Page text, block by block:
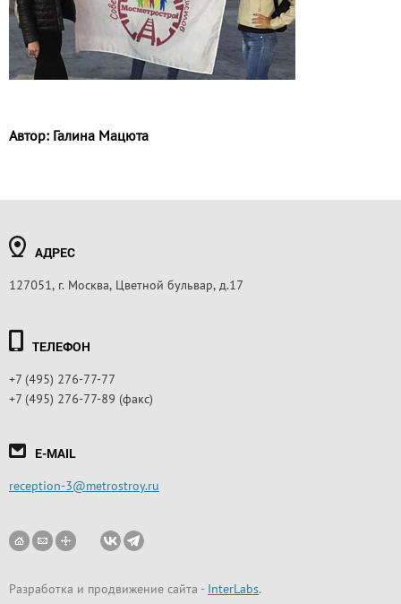
Автор: Галина Мацюта
АДРЕС
127051, г. Москва, Цветной бульвар, д.17
ТЕЛЕФОН
+7 (495) 276-77-77
+7 (495) 276-77-89 (факс)
E-MAIL
reception-3@metrostroy.ru
Разработка и продвижение сайта - InterLabs.